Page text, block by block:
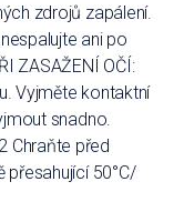
zdrojů zapálení.
ani po
ZASAŽENÍ OČÍ:
Vyjměte kontaktní
snadno.
Chraňte před
přesahující 50°C/